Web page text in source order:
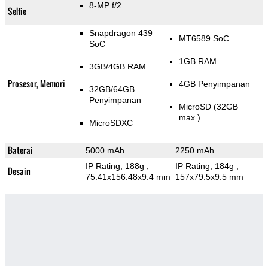
Selfie 8-MP f/2
Prosesor, Memori
Snapdragon 439
SoC
3GB/4GB RAM
32GB/64GB
Penyimpanan
MicroSDXC
MT6589 SoC
1GB RAM
4GB Penyimpanan
MicroSD (32GB
max.)
Baterai 5000 mAh 2250 mAh
Desain IP Rating, 188g
75.41x156.48x9.4 mm
IP Rating, 184g
157x79.5x9.5 mm